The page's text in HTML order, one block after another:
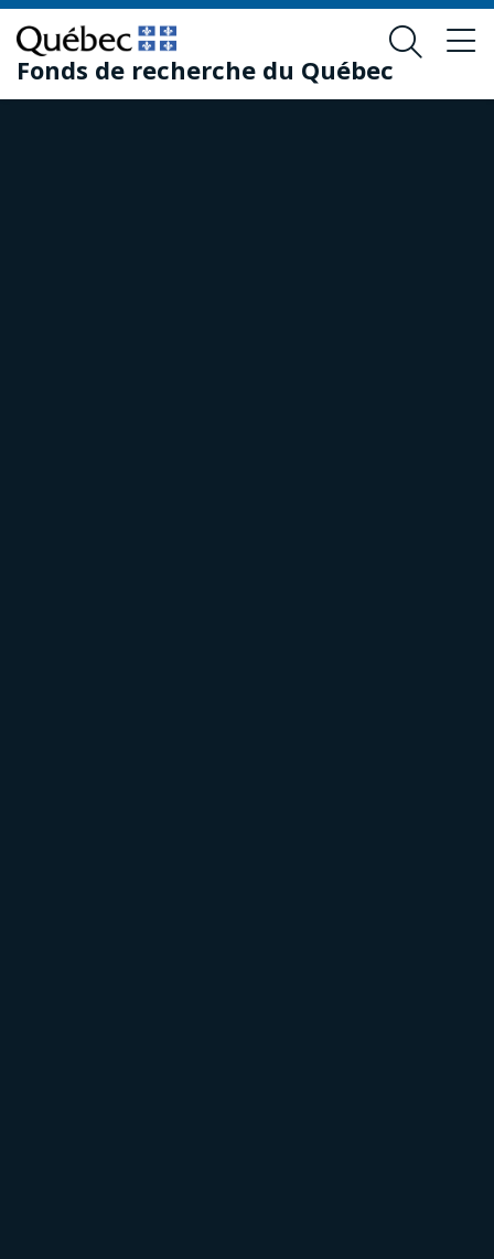
Passer
au
contenu
principal
Passer
au
pied
de
Fonds de recherche du Québec